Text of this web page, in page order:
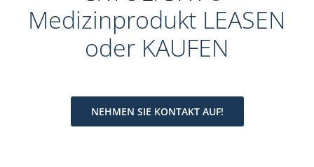
Medizinprodukt LEASEN
oder KAUFEN
NEHMEN SIE KONTAKT AUF!